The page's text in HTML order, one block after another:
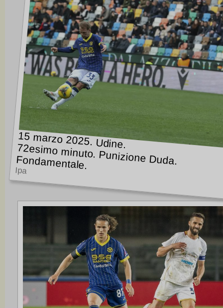
15 marzo 2025. Udine.
72esimo minuto. Punizione Duda.
Fondamentale.
Ipa